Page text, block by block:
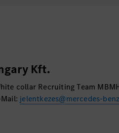
Kft.
collar Recruiting Team
jelentkezes@mercedes-